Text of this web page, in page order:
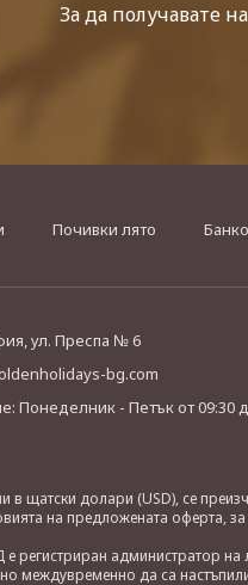
За да получавате
Почивки лято
ул. Преспа № 6
bg.com
Понеделник - Петъкот 09:30
в щатски долари (USD), се
на предложената оферта,
регистриран администратор
междувременно да са